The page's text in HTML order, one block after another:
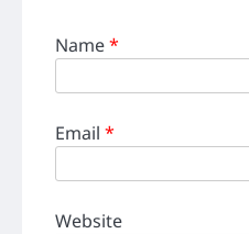
Name*
Email *
Website